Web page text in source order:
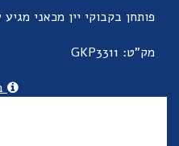
פותחן בקבוקי יין מכאני
מק"ט: GKP3311